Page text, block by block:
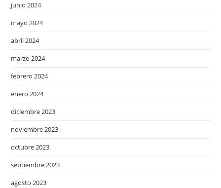
junio 2024
mayo 2024
abril 2024
marzo 2024
febrero 2024
enero 2024
diciembre 2023
noviembre 2023
octubre 2023
septiembre 2023
agosto 2023